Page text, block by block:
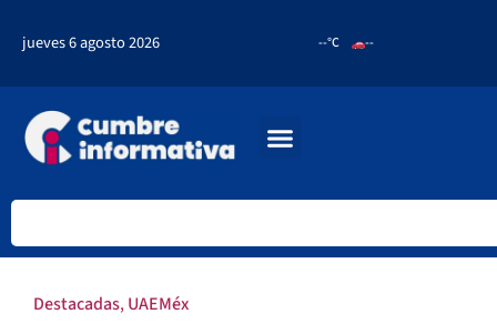
jueves 6 agosto 2026 --°C --
Destacadas,UAEMéx